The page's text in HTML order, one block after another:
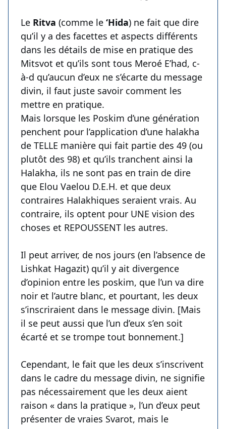
Le Ritva (comme le ‘Hida) ne fait que dire
qu’il y a des facettes et aspects différents
dans les détails de mise en pratique des
Mitsvot et qu’ils sont tous Meroé E’had, c-
à-d qu’aucun d’eux ne s’écarte du message
divin, il faut juste savoir comment les
mettre en pratique.
Mais lorsque les Poskim d’une génération
penchent pour l’application d’une halakha
de TELLE manière qui fait partie des 49 (ou
plutôt des 98) et qu’ils tranchent ainsi la
Halakha, ils ne sont pas en train de dire
que Elou Vaelou D.E.H. et que deux
contraires Halakhiques seraient vrais. Au
contraire, ils optent pour UNE vision des
choses et REPOUSSENT les autres.
Il peut arriver, de nos jours (en l’absence de
Lishkat Hagazit) qu’il y ait divergence
d’opinion entre les poskim, que l’un va dire
noir et l’autre blanc, et pourtant, les deux
s’inscriraient dans le message divin. [Mais
il se peut aussi que l’un d’eux s’en soit
écarté et se trompe tout bonnement.]
Cependant, le fait que les deux s’inscrivent
dans le cadre du message divin, ne signifie
pas nécessairement que les deux aient
raison « dans la pratique », l’un d’eux peut
présenter de vraies Svarot, mais le